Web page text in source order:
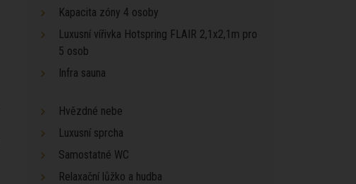
Kapacita zóny 4 osoby
Luxusní vířivka Hotspring FLAIR 2,1x2,1m pro
5 osob
Infra sauna
Hvězdné nebe
Luxusní sprcha
Samostatné WC
Relaxační lůžko a hudba